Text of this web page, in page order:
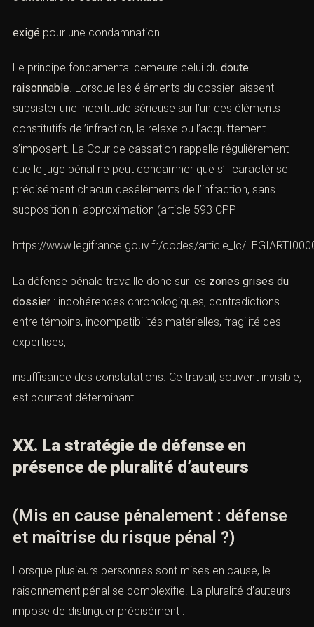
exigé pour une condamnation.
Le principe fondamental demeure celui du doute
raisonnable. Lorsque les éléments du dossier laissent
subsister une incertitude sérieuse sur l’un des éléments
constitutifs del’infraction, la relaxe ou l’acquittement
s’imposent. La Cour de cassation rappelle régulièrement
que le juge pénal ne peut condamner que s’il caractérise
précisément chacun deséléments de l’infraction, sans
supposition ni approximation (article 593 CPP –
https://www.legifrance.gouv.fr/codes/article_lc/
La défense pénale travaille donc sur les zones grises du
dossier : incohérences chronologiques, contradictions
entre témoins, incompatibilités matérielles, fragilité des
expertises,
insuffisance des constatations. Ce travail, souvent invisible,
est pourtant déterminant.
XX. La stratégie de défense en
présence de pluralité d’auteurs
(Mis en cause pénalement : défense
et maîtrise du risque pénal ?)
Lorsque plusieurs personnes sont mises en cause, le
raisonnement pénal se complexifie. La pluralité d’auteurs
impose de distinguer précisément :